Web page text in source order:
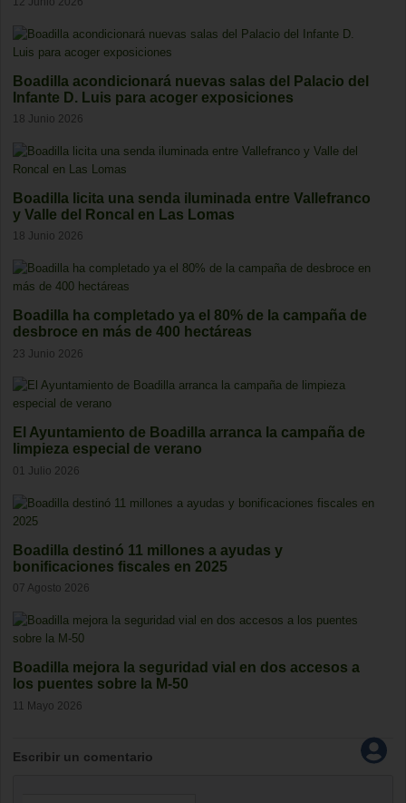
Boadilla acondicionará nuevas salas del Palacio del
Infante D. Luis para acoger exposiciones
18 Junio 2026
Boadilla licita una senda iluminada entre Vallefranco
y Valle del Roncal en Las Lomas
18 Junio 2026
Boadilla ha completado ya el 80% de la campaña de
desbroce en más de 400 hectáreas
23 Junio 2026
El Ayuntamiento de Boadilla arranca la campaña de
limpieza especial de verano
01 Julio 2026
Boadilla destinó 11 millones a ayudas y
bonificaciones fiscales en 2025
07 Agosto 2026
Boadilla mejora la seguridad vial en dos accesos a
los puentes sobre la M-50
11 Mayo 2026
Escribir un comentario